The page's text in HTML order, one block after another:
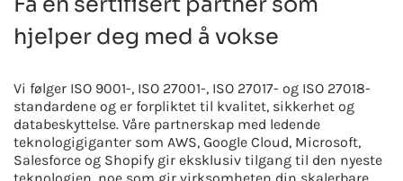
hjelper deg med å vokse
Vi følger ISO 9001-, ISO 27001-, ISO 27017- og ISO 27018-
standardene og er forpliktet til kvalitet, sikkerhet og
databeskyttelse. Våre partnerskap med ledende
teknologigiganter som AWS, Google Cloud, Microsoft,
Salesforce og Shopify gir eksklusiv tilgang til den nyeste